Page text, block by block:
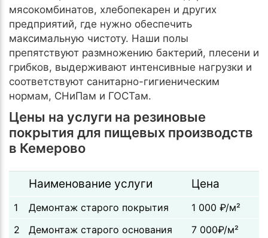
мясокомбинатов, хлебопекарен и других
предприятий, где нужно обеспечить
максимальную чистоту. Наши полы
препятствуют размножению бактерий, плесени и
грибков, выдерживают интенсивные нагрузки и
соответствуют санитарно-гигиеническим
нормам, СНиПам и ГОСТам.
Цены на услуги на резиновые
покрытия для пищевых производств
в Кемерово
Наименование услуги Цена
1 Демонтаж старого покрытия
1 000 ₽/м²
2
Демонтаж старого основания
7 000₽/м²